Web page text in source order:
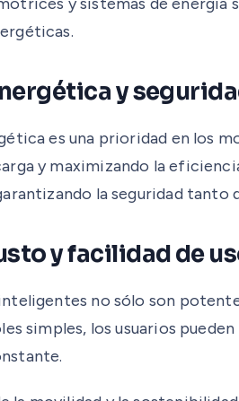
y
es una prioridad en los
y maximizando la
la seguridad tanto
y facilidad de
no sólo son
simples, los usuarios